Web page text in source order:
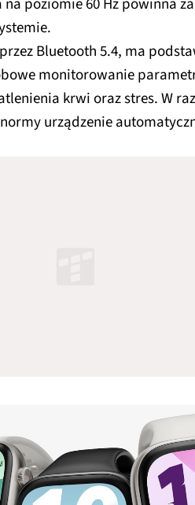
poziomie 60 Hz powinna
Bluetooth 5.4, ma
monitorowanie
krwi oraz stres. W
urządzenie